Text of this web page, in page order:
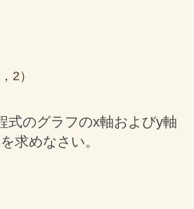
2）
のグラフのx軸およびy軸
求めなさい。